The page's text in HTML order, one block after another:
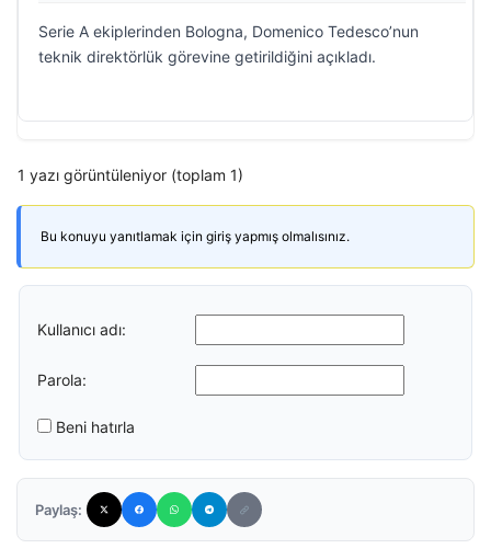
Serie A ekiplerinden Bologna, Domenico Tedesco’nun
teknik direktörlük görevine getirildiğini açıkladı.
1 yazı görüntüleniyor (toplam 1)
Bu konuyu yanıtlamak için giriş yapmış olmalısınız.
Kullanıcı adı:
Parola:
Beni hatırla
Paylaş: